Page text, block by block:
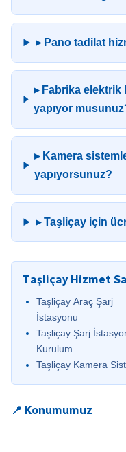
▸ Pano tadilat
▸ Fabrika elektrik
yapıyor
▸ Kamera
yapıyorsunuz?
▸ Taşliçay için
Taşliçay Hizmet
Taşliçay Araç Şarj
İstasyonu
Taşliçay Şarj
Kurulum
Taşliçay Kamera
📍 Konumumuz